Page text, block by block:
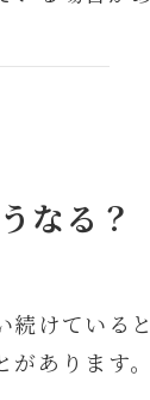
なる？
続けている
あります。